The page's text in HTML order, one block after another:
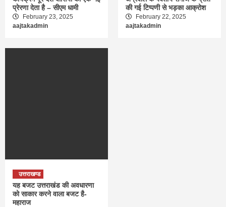
प्रेरणा देता है – सीएम धामी
February 23, 2025
aajtakadmin
की गई टिप्पणी से भड़का आक्रोश
February 22, 2025
aajtakadmin
उत्तराखण्ड
यह बजट उत्तराखंड की अवधारणा
को साकार करने वाला बजट है-
महाराज